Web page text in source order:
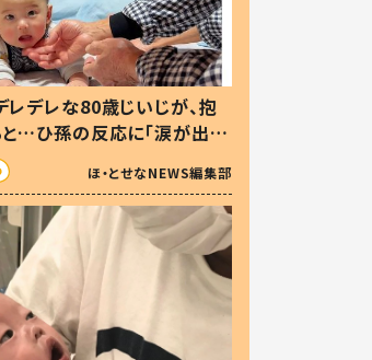
レデレな80歳じいじが、抱
と…ひ孫の反応に「涙が出ま
愛くて仕方ない」
ほ・とせなNEWS編集部